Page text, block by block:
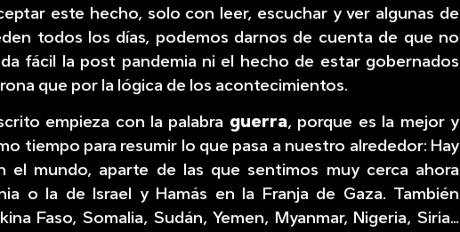
este hecho, solo con leer, escuchar y ver algunas de
todos los días, podemos darnos de cuenta de que no
fácil la post pandemia ni el hecho de estar gobernados
que por la lógica de los acontecimientos.
empieza con la palabra guerra, porque es la mejor y
tiempo para resumir lo que pasa a nuestro alrededor: Hay
el mundo, aparte de las que sentimos muy cerca ahora
o la de Israel y Hamás en la Franja de Gaza. También
Faso, Somalia, Sudán, Yemen, Myanmar, Nigeria, Siria…